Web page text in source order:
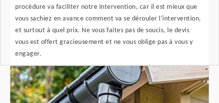
procédure va faciliter notre intervention, car il est mieux que
vous sachiez en avance comment va se dérouler l'intervention,
et surtout à quel prix. Ne vous faites pas de soucis, le devis
vous est offert gracieusement et ne vous oblige pas à vous y
engager.